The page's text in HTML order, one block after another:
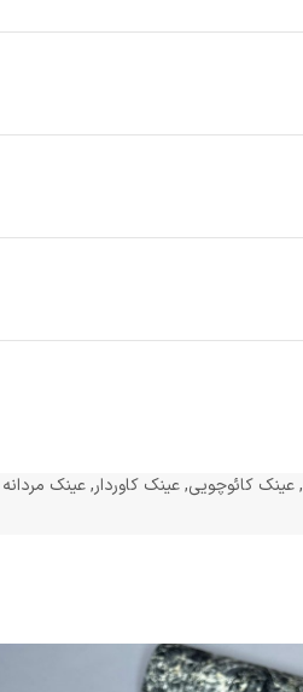
,عینک کائوچویی,عینک کاوردار,عینک مردانه